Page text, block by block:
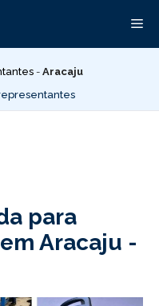
- Aracaju
para
Aracaju -